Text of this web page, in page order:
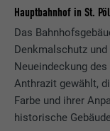
Hauptbahnhof in St.
Das
Denkmalschutz
Neueindeckung des
Anthrazit gewählt,
Farbe und ihrer
historische